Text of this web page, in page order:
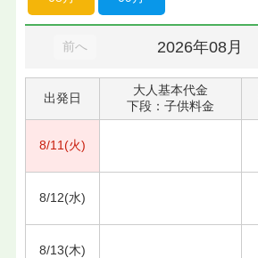
前へ 2026年08月
出発日
大人基本代金
下段：子供料金
8/11(火)
8/12(水)
8/13(木)